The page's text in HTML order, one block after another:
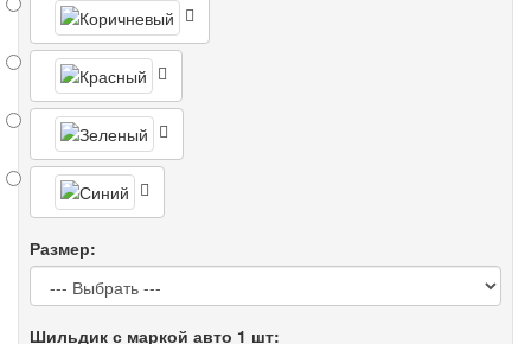
Размер:
Шильдик с маркой авто 1 шт: